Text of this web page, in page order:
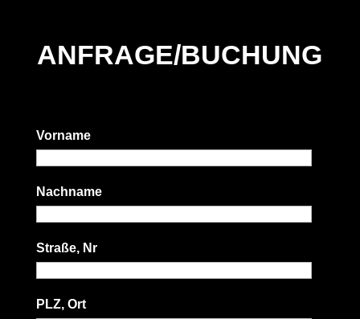
ANFRAGE/BUCHUNG
Vorname
Nachname
Straße, Nr
PLZ, Ort